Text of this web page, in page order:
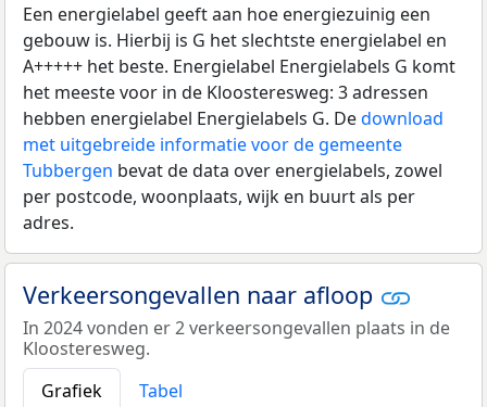
Een energielabel geeft aan hoe energiezuinig een
gebouw is. Hierbij is G het slechtste energielabel en
A+++++ het beste. Energielabel Energielabels G komt
het meeste voor in de Kloosteresweg: 3 adressen
hebben energielabel Energielabels G. Dedownload
met uitgebreide informatie voor de gemeente
Tubbergen bevat de data over energielabels, zowel
per postcode, woonplaats, wijk en buurt als per
adres.
Verkeersongevallen naar afloop
In 2024 vonden er 2 verkeersongevallen plaats in de
Kloosteresweg.
Grafiek
Tabel